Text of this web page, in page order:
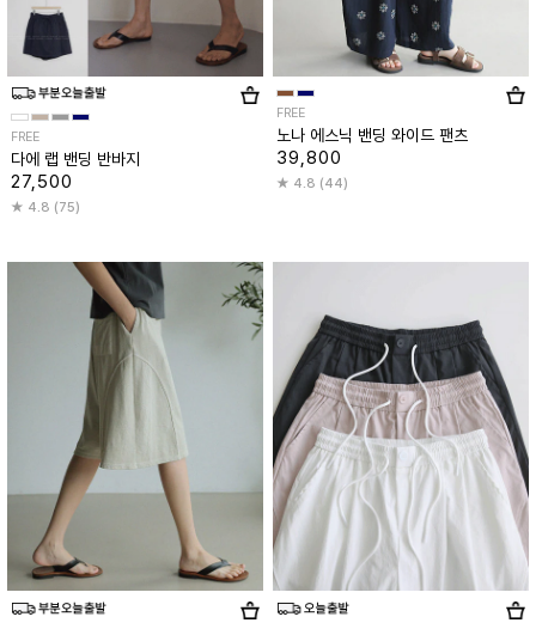
FREE
다에 랩 밴딩 반바지
27,500
4.8 (75)
FREE
노나 에스닉 밴딩 와이드 팬츠
39,800
4.8 (44)